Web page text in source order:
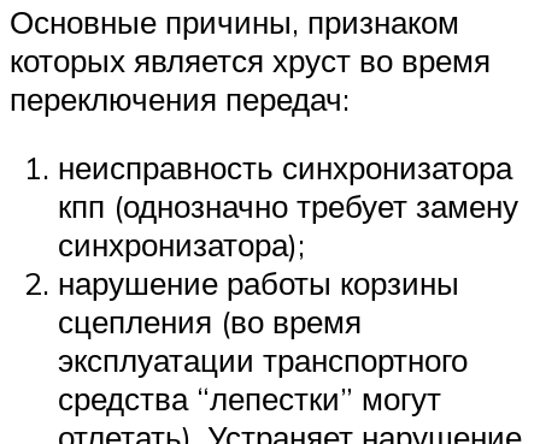
Основные причины, признаком
которых является хруст во время
переключения передач:
неисправность синхронизатора
кпп (однозначно требует замену
синхронизатора);
нарушение работы корзины
сцепления (во время
эксплуатации транспортного
средства “лепестки” могут